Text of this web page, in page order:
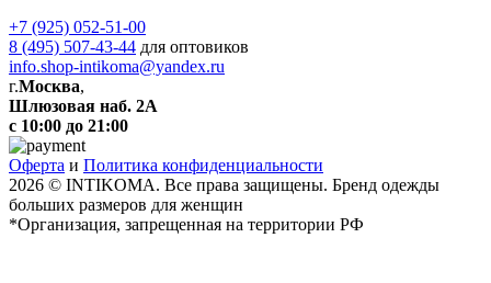
+7 (925) 052-51-00
8 (495) 507-43-44 для оптовиков
info.shop-intikoma@yandex.ru
г.Москва,
Шлюзовая наб. 2А
с 10:00 до 21:00
Оферта и Политика конфиденциальности
2026 © INTIKOMA. Все права защищены. Бренд одежды
больших размеров для женщин
*Организация, запрещенная на территории РФ